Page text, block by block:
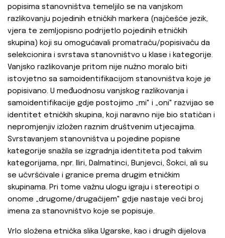
popisima stanovništva temeljilo se na vanjskom
razlikovanju pojedinih etničkih markera (najčešće jezik,
vjera te zemljopisno podrijetlo pojedinih etničkih
skupina) koji su omogućavali promatraču/popisivaču da
selekcionira i svrstava stanovništvo u klase i kategorije.
Vanjsko razlikovanje pritom nije nužno moralo biti
istovjetno sa samoidentifikacijom stanovništva koje je
popisivano. U međuodnosu vanjskog razlikovanja i
samoidentifikacije gdje postojimo „mi" i „oni" razvijao se
identitet etničkih skupina, koji naravno nije bio statičan i
nepromjenjiv izložen raznim društvenim utjecajima.
Svrstavanjem stanovništva u pojedine popisne
kategorije snažila se izgradnja identiteta pod takvim
kategorijama, npr. Iliri, Dalmatinci, Bunjevci, Šokci, ali su
se učvršćivale i granice prema drugim etničkim
skupinama. Pri tome važnu ulogu igraju i stereotipi o
onome „drugome/drugačijem" gdje nastaje veći broj
imena za stanovništvo koje se popisuje.
Vrlo složena etnička slika Ugarske, kao i drugih dijelova